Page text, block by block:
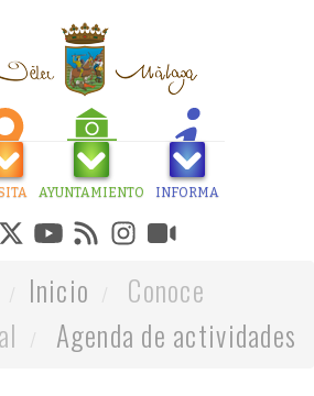
AYUNTAMIENTO INFORMA
Inicio
Conoce
Agenda de actividades